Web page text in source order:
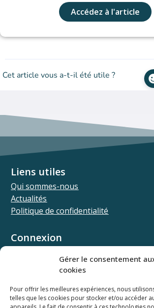
Gérer le consentement
cookies
Pour offrir les meilleures expériences, nous
telles que les cookies pour stocker et/ou accéder
Accédez à l'article
Cet article vous a-t-il été utile ?
Ressources
Connexion
Univ.theia
Liens utiles
Qui sommes-nous
Actualités
Politique de confidentialité